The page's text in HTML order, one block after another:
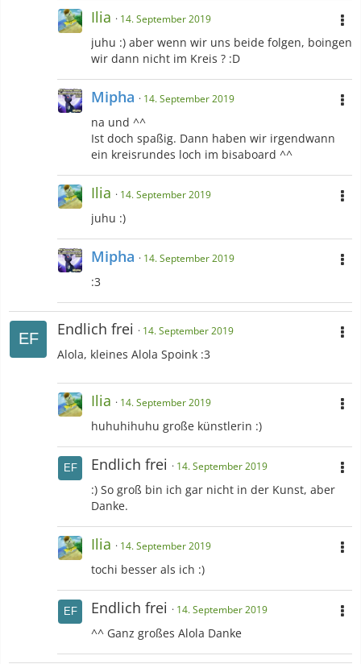
Ilia 14. September 2019
juhu :) aber wenn wir uns beide folgen, boingen
wir dann nicht im Kreis ? :D
Mipha 14. September 2019
na und ^^
Ist doch spaßig. Dann haben wir irgendwann
ein kreisrundes loch im bisaboard ^^
Ilia 14. September 2019
juhu :)
Mipha 14. September 2019
:3
Endlich frei 14. September 2019
Alola, kleines Alola Spoink :3
Ilia 14. September 2019
huhuhihuhu große künstlerin :)
Endlich frei 14. September 2019
:) So groß bin ich gar nicht in der Kunst, aber
Danke.
Ilia 14. September 2019
tochi besser als ich :)
Endlich frei 14. September 2019
^^ Ganz großes Alola Danke